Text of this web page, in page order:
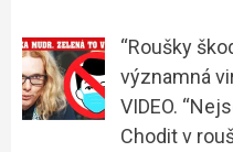
“Roušky
významná
VIDEO.
Chodit v